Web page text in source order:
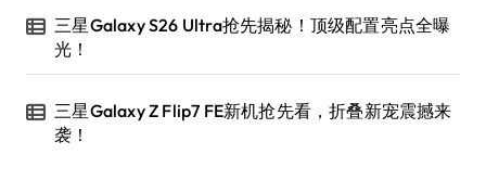
三星Galaxy S26 Ultra抢先揭秘！顶级配置亮点全曝
光！
三星Galaxy Z Flip7 FE新机抢先看，折叠新宠震撼来
袭！